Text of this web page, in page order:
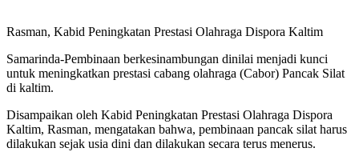
Rasman, Kabid Peningkatan Prestasi Olahraga Dispora Kaltim
Samarinda-Pembinaan berkesinambungan dinilai menjadi kunci
untuk meningkatkan prestasi cabang olahraga (Cabor) Pancak Silat
di kaltim.
Disampaikan oleh Kabid Peningkatan Prestasi Olahraga Dispora
Kaltim, Rasman, mengatakan bahwa, pembinaan pancak silat harus
dilakukan sejak usia dini dan dilakukan secara terus menerus.